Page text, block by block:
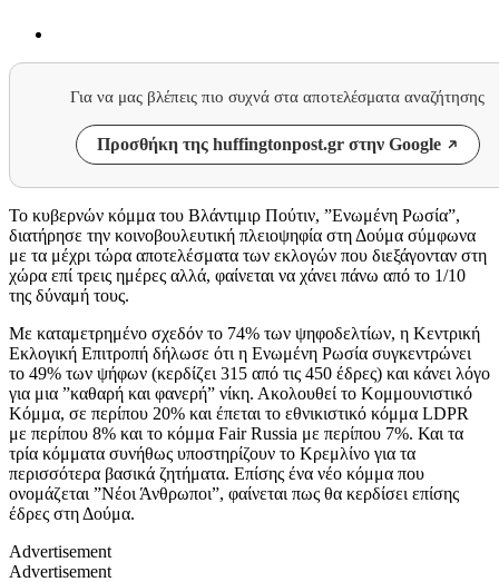
Για να μας βλέπεις πιο συχνά στα αποτελέσματα αναζήτησης
Προσθήκη της huffingtonpost.gr στην Google
Το κυβερνών κόμμα του Βλάντιμιρ Πούτιν, ”Ενωμένη Ρωσία”,
διατήρησε την κοινοβουλευτική πλειοψηφία στη Δούμα σύμφωνα
με τα μέχρι τώρα αποτελέσματα των εκλογών που διεξάγονταν στη
χώρα επί τρεις ημέρες αλλά, φαίνεται να χάνει πάνω από το 1/10
της δύναμή τους.
Με καταμετρημένο σχεδόν το 74% των ψηφοδελτίων, η Κεντρική
Εκλογική Επιτροπή δήλωσε ότι η Ενωμένη Ρωσία συγκεντρώνει
το 49% των ψήφων (κερδίζει 315 από τις 450 έδρες) και κάνει λόγο
για μια ”καθαρή και φανερή” νίκη. Ακολουθεί το Κομμουνιστικό
Κόμμα, σε περίπου 20% και έπεται το εθνικιστικό κόμμα LDPR
με περίπου 8% και το κόμμα Fair Russia με περίπου 7%. Και τα
τρία κόμματα συνήθως υποστηρίζουν το Κρεμλίνο για τα
περισσότερα βασικά ζητήματα. Επίσης ένα νέο κόμμα που
ονομάζεται ”Νέοι Άνθρωποι”, φαίνεται πως θα κερδίσει επίσης
έδρες στη Δούμα.
Advertisement
Advertisement